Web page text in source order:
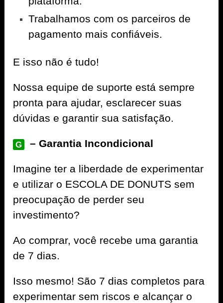
Trabalhamos com os parceiros de
pagamento mais confiáveis.
E isso não é tudo!
Nossa equipe de suporte está sempre
pronta para ajudar, esclarecer suas
dúvidas e garantir sua satisfação.
G – Garantia Incondicional
Imagine ter a liberdade de experimentar
e utilizar o ESCOLA DE DONUTS sem
preocupação de perder seu
investimento?
Ao comprar, você recebe uma garantia
de 7 dias.
Isso mesmo! São 7 dias completos para
experimentar sem riscos e alcançar o